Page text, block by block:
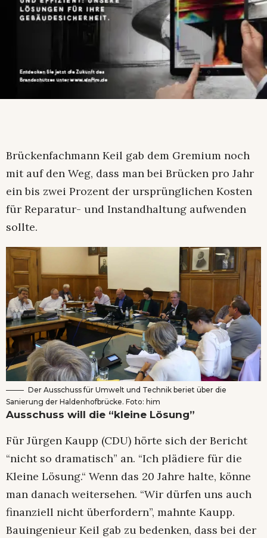
Brückenfachmann Keil gab dem Gremium noch
mit auf den Weg, dass man bei Brücken pro Jahr
ein bis zwei Prozent der ursprünglichen Kosten
für Reparatur- und Instandhaltung aufwenden
sollte.
Der Ausschuss für Umwelt und Technik beriet über die
Sanierung der Haldenhofbrücke. Foto: him
Ausschuss will die “kleine Lösung”
Für Jürgen Kaupp (CDU) hörte sich der Bericht
“nicht so dramatisch” an. “Ich plädiere für die
Kleine Lösung.“ Wenn das 20 Jahre halte, könne
man danach weitersehen. “Wir dürfen uns auch
finanziell nicht überfordern”, mahnte Kaupp.
Bauingenieur Keil gab zu bedenken, dass bei der